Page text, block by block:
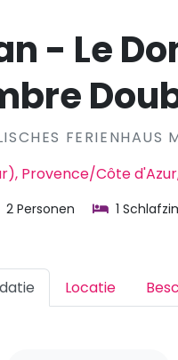
- Le
Provence/Côte
2 Personen 1
Locatie